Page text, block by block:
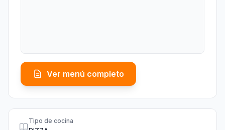
Ver menú completo
Tipo de cocina